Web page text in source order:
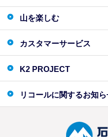
山を楽しむ
カスタマーサービス
K2 PROJECT
リコールに関するお知